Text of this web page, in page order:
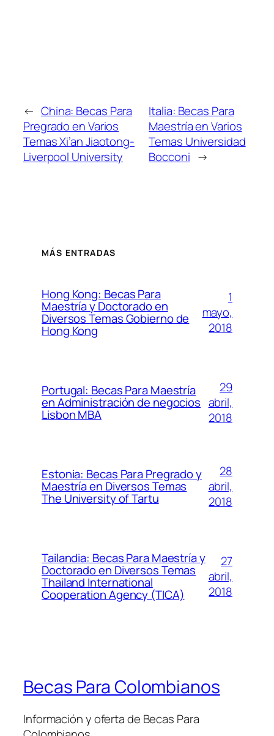
← China: Becas Para
Pregrado en Varios
Temas Xi’an Jiaotong-
Liverpool University
Italia: Becas Para
Maestría en Varios
Temas Universidad
Bocconi →
MÁS ENTRADAS
Hong Kong: Becas Para
Maestría y Doctorado en
Diversos Temas Gobierno de
Hong Kong
1
mayo,
2018
Portugal: Becas Para Maestría
en Administración de negocios
Lisbon MBA
29
abril,
2018
Estonia: Becas Para Pregrado y
Maestría en Diversos Temas
The University of Tartu
28
abril,
2018
Tailandia: Becas Para Maestría y
Doctorado en Diversos Temas
Thailand International
Cooperation Agency (TICA)
27
abril,
2018
Becas Para Colombianos
Información y oferta de Becas Para